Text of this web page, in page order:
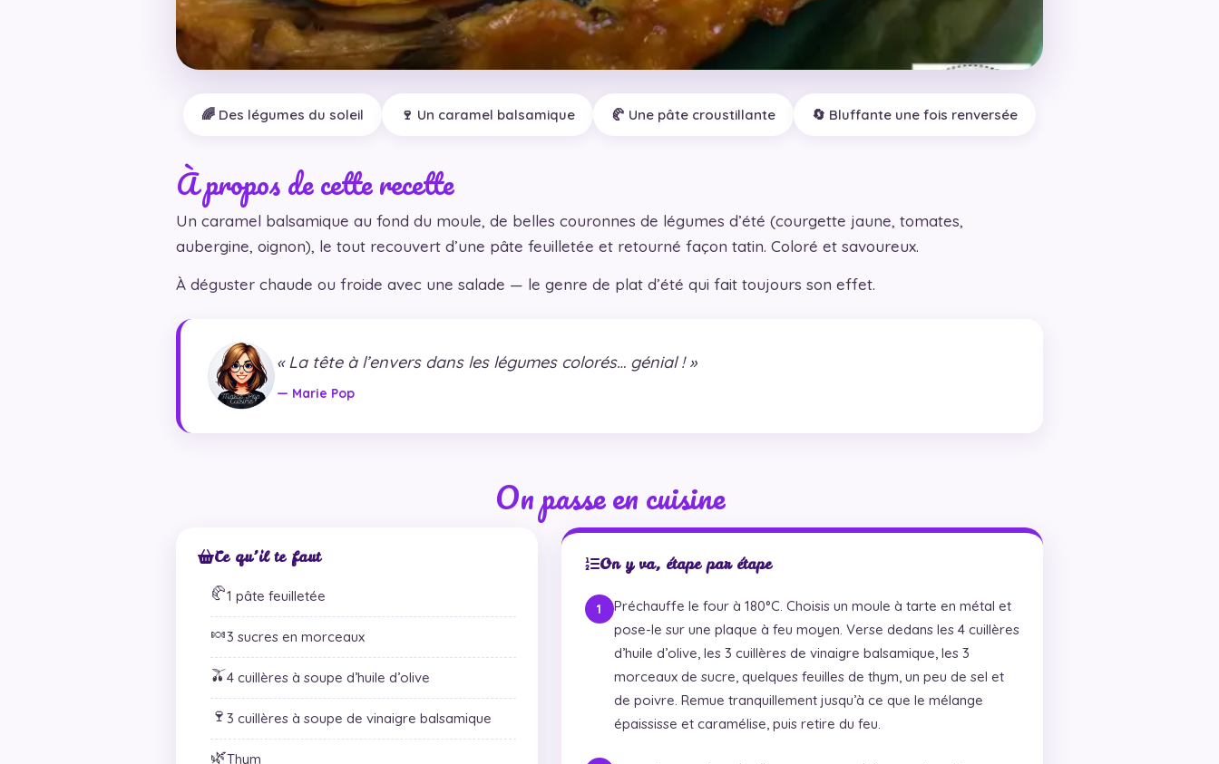
🌈 Des légumes du soleil 🍷 Un caramel balsamique 🥐 Une pâte croustillante 🔄 Bluffante une fois renversée
À propos de cette recette
Un caramel balsamique au fond du moule, de belles couronnes de légumes d’été (courgette jaune, tomates,
aubergine, oignon), le tout recouvert d’une pâte feuilletée et retourné façon tatin. Coloré et savoureux.
À déguster chaude ou froide avec une salade — le genre de plat d’été qui fait toujours son effet.
« La tête à l’envers dans les légumes colorés… génial ! »
— Marie Pop
On passe en cuisine
Ce qu’il te faut
🥐1 pâte feuilletée
🍬3 sucres en morceaux
🫒4 cuillères à soupe d’huile d’olive
🍷 3 cuillères à soupe de vinaigre balsamique
🌿Thym
On y va, étape par étape
Préchauffe le four à 180°C. Choisis un moule à tarte en métal et
pose-le sur une plaque à feu moyen. Verse dedans les 4 cuillères
d’huile d’olive, les 3 cuillères de vinaigre balsamique, les 3
morceaux de sucre, quelques feuilles de thym, un peu de sel et
de poivre. Remue tranquillement jusqu’à ce que le mélange
épaississe et caramélise, puis retire du feu.